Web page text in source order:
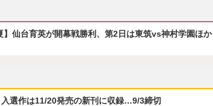
】仙台育英が開幕戦勝利、第2日は東筑vs神村学園ほか
入選作は11/20発売の新刊に収録…9/3締切